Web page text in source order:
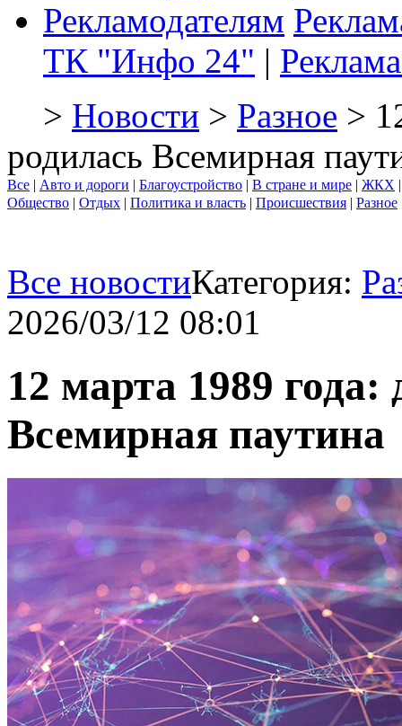
Рекламодателям
ТК "Инфо 24" |
> Новости > Разное >
родилась Всемирная
Все | Авто и дороги | Благоустройство | В стране и мире | ЖКХ
Общество | Отдых | Политика и власть | Происшествия | Разное
Все новостиКатегория:
2026/03/12 08:01
12 марта 1989 года:
Всемирная паутина